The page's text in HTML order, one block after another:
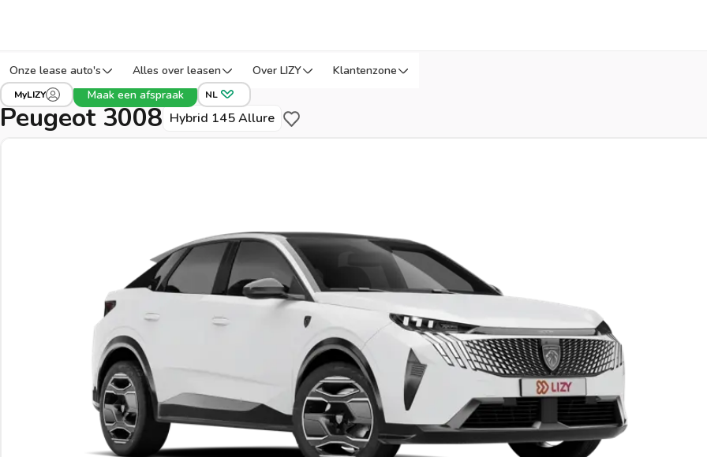
Onze lease auto's Alles over leasen Over LIZY Klantenzone
MyLIZY Maak een afspraak NL
Alle voertuigen › 3008
Peugeot 3008 Hybrid 145 Allure Bewaar voor later